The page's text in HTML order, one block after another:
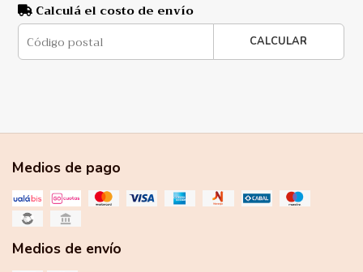
Calculá el costo de envío
CALCULAR
Medios de pago
Medios de envío